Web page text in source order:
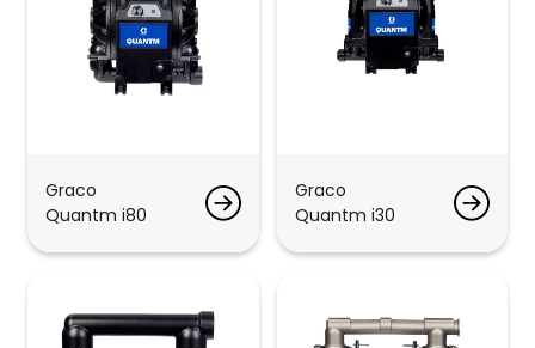
Graco
Quantm i80
Graco
Quantm i30